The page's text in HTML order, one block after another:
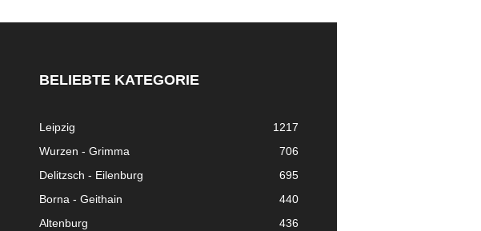
BELIEBTE KATEGORIE
Leipzig
1217
Wurzen - Grimma
706
Delitzsch - Eilenburg
695
Borna - Geithain
440
Altenburg
436